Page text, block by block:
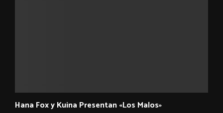
Hana Fox y Kuina Presentan «Los Malos»